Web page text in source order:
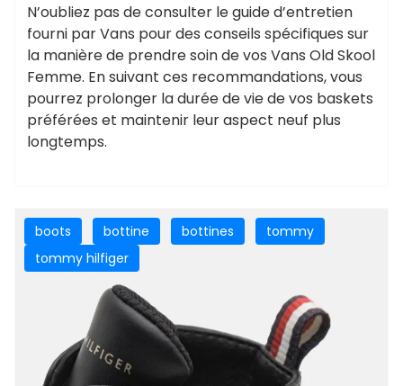
N’oubliez pas de consulter le guide d’entretien
fourni par Vans pour des conseils spécifiques sur
la manière de prendre soin de vos Vans Old Skool
Femme. En suivant ces recommandations, vous
pourrez prolonger la durée de vie de vos baskets
préférées et maintenir leur aspect neuf plus
longtemps.
boots bottine bottines
tommy
tommy hilfiger